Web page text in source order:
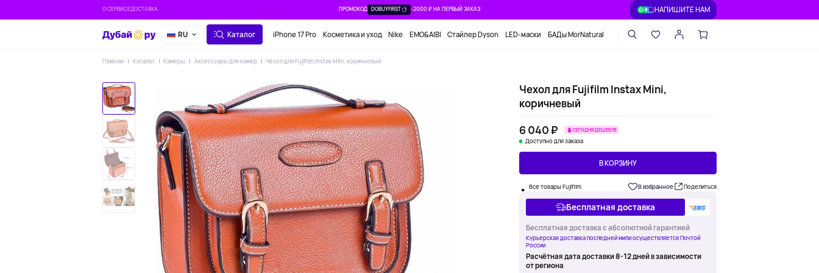
О СЕРВИСЕДОСТАВКА ПРОМОКОД DOBUYFIRST -2000 ₽ НА ПЕРВЫЙ ЗАКАЗ НАПИШИТЕ НАМ
RU Каталог iPhone 17 Pro Косметика и уход Nike EMO&AIBI Стайлер Dyson LED-маски БАДы MorNatural
Главная Каталог Камеры Аксессуары для камер Чехол для Fujifilm Instax Mini, коричневый
Чехол для Fujifilm Instax Mini,
коричневый
6 040 ₽
СЕГОДНЯ ДЕШЕВЛЕ
Доступно для заказа
В КОРЗИНУ
Все товары Fujifilm В избранное Поделиться
Бесплатная доставка
Бесплатная доставка с абсолютной гарантией
Курьерская доставка последней мили осуществляется Почтой
России
Расчётная дата доставки 8-12 дней в зависимости
от региона